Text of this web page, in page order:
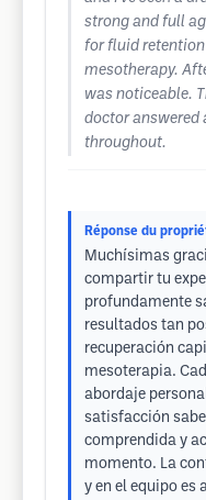
strong and full
for fluid
mesotherapy.
was noticeable.
doctor answered
throughout.
Réponse du
Muchísimas
compartir tu
profundamente
resultados tan
recuperación
mesoterapia.
abordaje
satisfacción
comprendida y
momento. La
y en el equipo es